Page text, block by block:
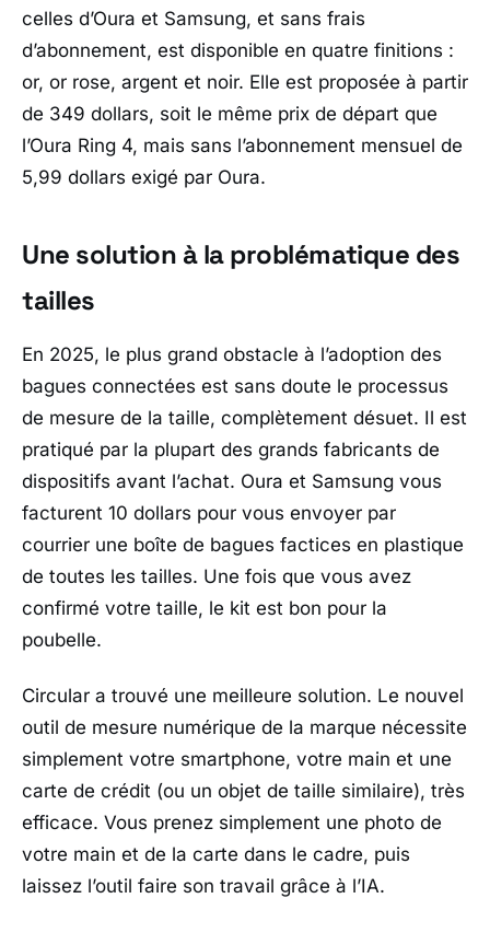
celles d’Oura et Samsung, et sans frais
d’abonnement, est disponible en quatre finitions :
or, or rose, argent et noir. Elle est proposée à partir
de 349 dollars, soit le même prix de départ que
l’Oura Ring 4, mais sans l’abonnement mensuel de
5,99 dollars exigé par Oura.
Une solution à la problématique des
tailles
En 2025, le plus grand obstacle à l’adoption des
bagues connectées est sans doute le processus
de mesure de la taille, complètement désuet. Il est
pratiqué par la plupart des grands fabricants de
dispositifs avant l’achat. Oura et Samsung vous
facturent 10 dollars pour vous envoyer par
courrier une boîte de bagues factices en plastique
de toutes les tailles. Une fois que vous avez
confirmé votre taille, le kit est bon pour la
poubelle.
Circular a trouvé une meilleure solution. Le nouvel
outil de mesure numérique de la marque nécessite
simplement votre smartphone, votre main et une
carte de crédit (ou un objet de taille similaire), très
efficace. Vous prenez simplement une photo de
votre main et de la carte dans le cadre, puis
laissez l’outil faire son travail grâce à l’IA.